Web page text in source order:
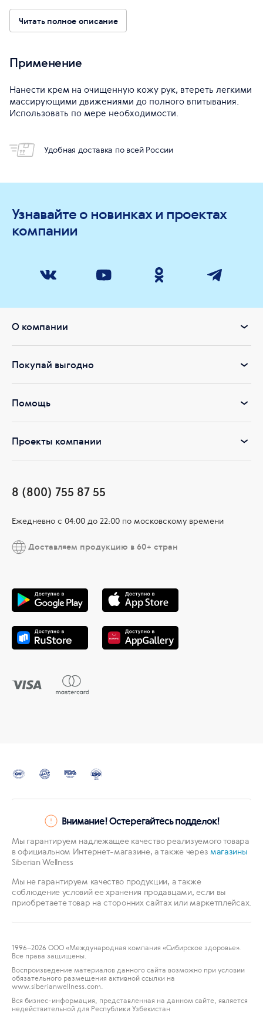
Читать полное описание
Применение
Нанести крем на очищенную кожу рук, втереть легкими
массирующими движениями до полного впитывания.
Использовать по мере необходимости.
Удобная доставка по всей России
если вы оставите свой e-mail, мы
сообщим вам, когда он снова появится в
нашем интернет-магазине.
Просто введите свой e-mail:
Узнавайте о новинках и проектах
компании
О компании
Покупай выгодно
Помощь
Проекты компании
8 (800) 755 87 55
Ежедневно c 04:00 до 22:00 по московскому времени
Доставляем продукцию в 60+ стран
Внимание! Остерегайтесь подделок!
Мы гарантируем надлежащее качество реализуемого товара
в официальном Интернет-магазине, а также через магазины
Siberian Wellness
Мы не гарантируем качество продукции, а также
соблюдение условий ее хранения продавцами, если вы
приобретаете товар на сторонних сайтах или маркетплейсах.
1996–2026 ООО «Международная компания «Сибирское здоровье».
Все права защищены.
Воспроизведение материалов данного сайта возможно при условии
обязательного размещения активной ссылки на
www.siberianwellness.com.
Вся бизнес-информация, представленная на данном сайте, является
недействительной для Республики Узбекистан